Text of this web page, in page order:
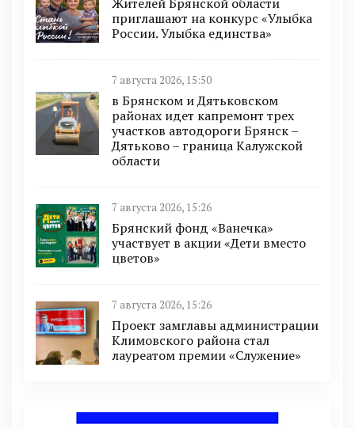
приглашают на конкурс «Улыбка
России. Улыбка единства»
7 августа 2026, 15:50
в Брянском и Дятьковском
районах идет капремонт трех
участков автодороги Брянск –
Дятьково – граница Калужской
области
7 августа 2026, 15:26
Брянский фонд «Ванечка»
участвует в акции «Дети вместо
цветов»
7 августа 2026, 15:26
Проект замглавы администрации
Климовского района стал
лауреатом премии «Служение»